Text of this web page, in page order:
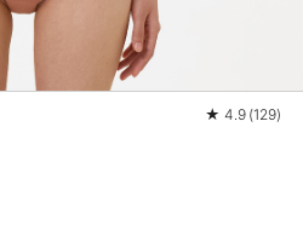
★ 4.9 (129)